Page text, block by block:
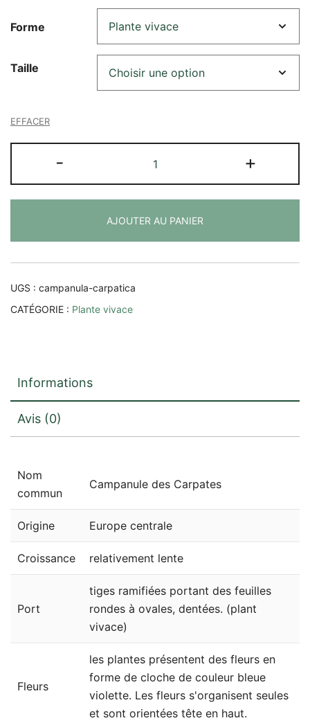
Forme
Taille
EFFACER
-
de
Campanula
+
AJOUTER AU PANIER
UGS : campanula-carpatica
CATÉGORIE : Plante vivace
Informations
Avis (0)
Nom
commun
Campanule des Carpates
Origine Europe centrale
Croissance relativement lente
Port
tiges ramifiées portant des feuilles
rondes à ovales, dentées. (plant
vivace)
Fleurs
les plantes présentent des fleurs en
forme de cloche de couleur bleue
violette. Les fleurs s'organisent seules
et sont orientées tête en haut.